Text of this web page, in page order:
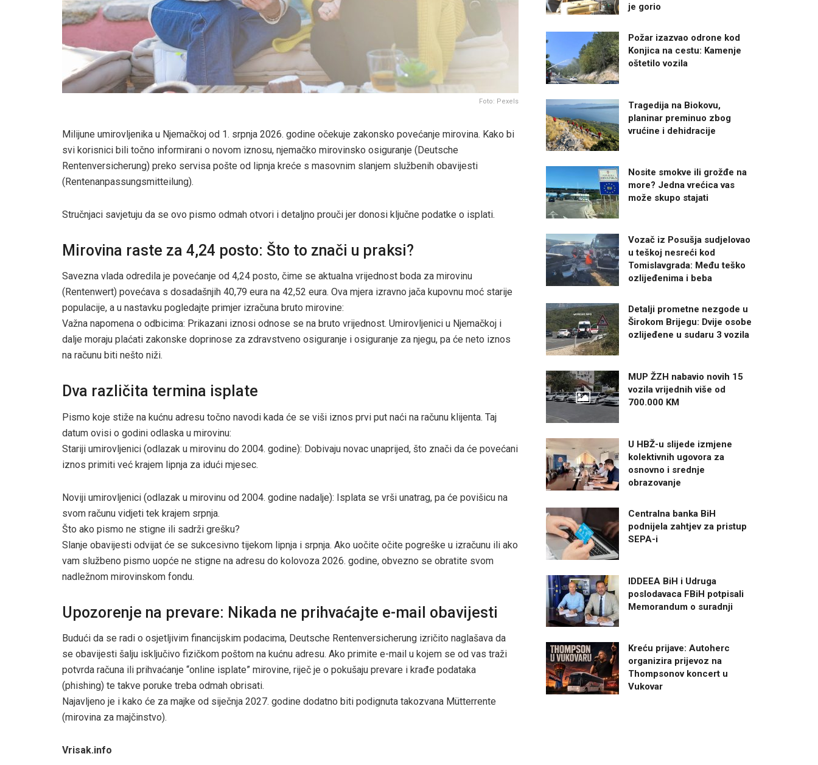
Foto: Pexels
Milijune umirovljenika u Njemačkoj od 1. srpnja 2026. godine očekuje zakonsko povećanje mirovina. Kako bi
svi korisnici bili točno informirani o novom iznosu, njemačko mirovinsko osiguranje (Deutsche
Rentenversicherung) preko servisa pošte od lipnja kreće s masovnim slanjem službenih obavijesti
(Rentenanpassungsmitteilung).
Stručnjaci savjetuju da se ovo pismo odmah otvori i detaljno prouči jer donosi ključne podatke o isplati.
Mirovina raste za 4,24 posto: Što to znači u praksi?
Savezna vlada odredila je povećanje od 4,24 posto, čime se aktualna vrijednost boda za mirovinu
(Rentenwert) povećava s dosadašnjih 40,79 eura na 42,52 eura. Ova mjera izravno jača kupovnu moć starije
populacije, a u nastavku pogledajte primjer izračuna bruto mirovine:
Važna napomena o odbicima: Prikazani iznosi odnose se na bruto vrijednost. Umirovljenici u Njemačkoj i
dalje moraju plaćati zakonske doprinose za zdravstveno osiguranje i osiguranje za njegu, pa će neto iznos
na računu biti nešto niži.
Dva različita termina isplate
Pismo koje stiže na kućnu adresu točno navodi kada će se viši iznos prvi put naći na računu klijenta. Taj
datum ovisi o godini odlaska u mirovinu:
Stariji umirovljenici (odlazak u mirovinu do 2004. godine): Dobivaju novac unaprijed, što znači da će povećani
iznos primiti već krajem lipnja za idući mjesec.
Noviji umirovljenici (odlazak u mirovinu od 2004. godine nadalje): Isplata se vrši unatrag, pa će povišicu na
svom računu vidjeti tek krajem srpnja.
Što ako pismo ne stigne ili sadrži grešku?
Slanje obavijesti odvijat će se sukcesivno tijekom lipnja i srpnja. Ako uočite očite pogreške u izračunu ili ako
vam službeno pismo uopće ne stigne na adresu do kolovoza 2026. godine, obvezno se obratite svom
nadležnom mirovinskom fondu.
Upozorenje na prevare: Nikada ne prihvaćajte e-mail obavijesti
Budući da se radi o osjetljivim financijskim podacima, Deutsche Rentenversicherung izričito naglašava da
se obavijesti šalju isključivo fizičkom poštom na kućnu adresu. Ako primite e-mail u kojem se od vas traži
potvrda računa ili prihvaćanje “online isplate” mirovine, riječ je o pokušaju prevare i krađe podataka
(phishing) te takve poruke treba odmah obrisati.
Najavljeno je i kako će za majke od siječnja 2027. godine dodatno biti podignuta takozvana Mütterrente
(mirovina za majčinstvo).
Vrisak.info
je gorio
Požar izazvao odrone kod
Konjica na cestu: Kamenje
oštetilo vozila
Tragedija na Biokovu,
planinar preminuo zbog
vrućine i dehidracije
Nosite smokve ili grožđe na
more? Jedna vrećica vas
može skupo stajati
Vozač iz Posušja sudjelovao
u teškoj nesreći kod
Tomislavgrada: Među teško
ozlijeđenima i beba
Detalji prometne nezgode u
Širokom Brijegu: Dvije osobe
ozlijeđene u sudaru 3 vozila
MUP ŽZH nabavio novih 15
vozila vrijednih više od
700.000 KM
U HBŽ-u slijede izmjene
kolektivnih ugovora za
osnovno i srednje
obrazovanje
Centralna banka BiH
podnijela zahtjev za pristup
SEPA-i
IDDEEA BiH i Udruga
poslodavaca FBiH potpisali
Memorandum o suradnji
Kreću prijave: Autoherc
organizira prijevoz na
Thompsonov koncert u
Vukovar